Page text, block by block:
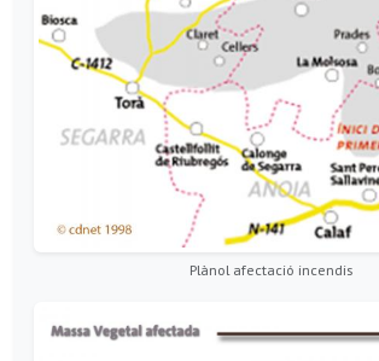
Plànol afectació incendis